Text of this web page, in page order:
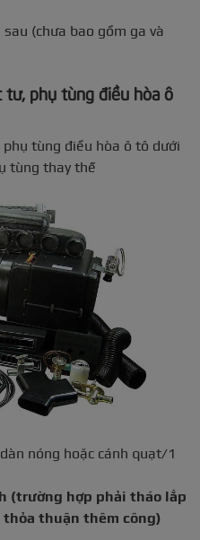
(chưa bao gồm ga và
phụ tùng điều hòa ô
tùng điều hòa ô tô dưới
tùng thay thế
nóng hoặc cánh quạt/1
(trường hợp phải tháo lắp
thuận thêm công)